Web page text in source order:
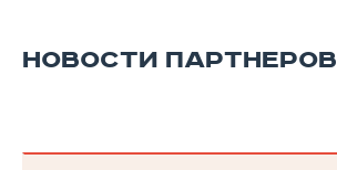
НОВОСТИ ПАРТНЕРОВ